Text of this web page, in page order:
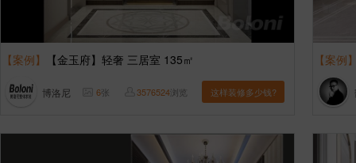
【案例】 【金玉府】轻奢 三居室 135㎡
博洛尼 6张 3576524浏览 这样装修多少钱?
【案例